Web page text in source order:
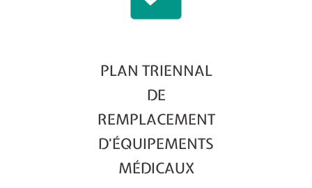
PLAN TRIENNAL
DE
REMPLACEMENT
D’ÉQUIPEMENTS
MÉDICAUX